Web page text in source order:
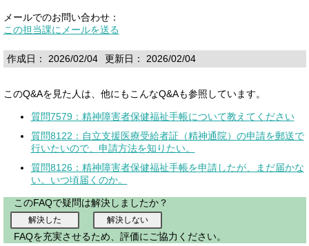
メールでのお問い合わせ：
この担当課にメールを送る
作成日： 2026/02/04 更新日： 2026/02/04
このQ&Aを見た人は、他にもこんなQ&Aも参照しています。
質問7579：精神障害者保健福祉手帳について教えてください
質問8122：自立支援医療受給者証（精神通院）の申請を郵送で
行いたいので、申請方法を知りたい。
質問8126：精神障害者保健福祉手帳を申請したが、まだ届かな
い。いつ頃届くのか。
このFAQで疑問は解決しましたか？
FAQを充実させるため、評価にご協力ください。